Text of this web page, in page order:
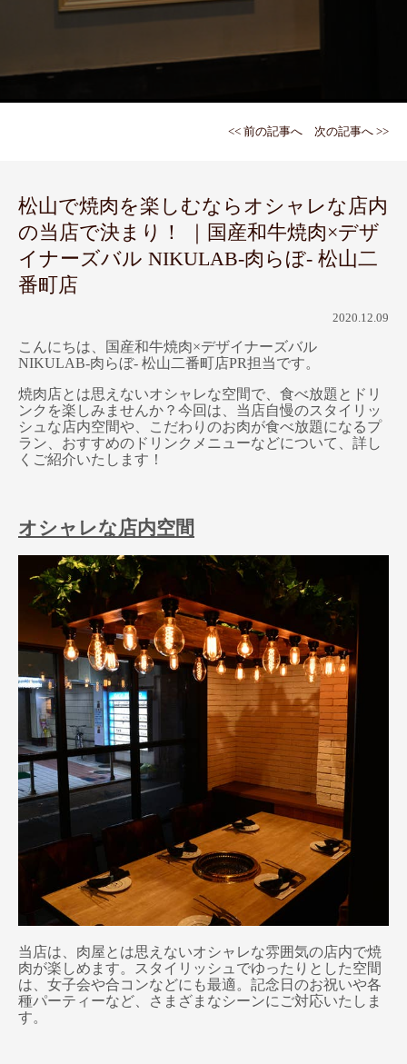
<< 前の記事へ 次の記事へ >>
松山で焼肉を楽しむならオシャレな店内
の当店で決まり！ ｜国産和牛焼肉×デザ
イナーズバル NIKULAB-肉らぼ- 松山二
番町店
2020.12.09
こんにちは、国産和牛焼肉×デザイナーズバル
NIKULAB-肉らぼ- 松山二番町店PR担当です。
焼肉店とは思えないオシャレな空間で、食べ放題とドリ
ンクを楽しみませんか？今回は、当店自慢のスタイリッ
シュな店内空間や、こだわりのお肉が食べ放題になるプ
ラン、おすすめのドリンクメニューなどについて、詳し
くご紹介いたします！
オシャレな店内空間
当店は、肉屋とは思えないオシャレな雰囲気の店内で焼
肉が楽しめます。スタイリッシュでゆったりとした空間
は、女子会や合コンなどにも最適。記念日のお祝いや各
種パーティーなど、さまざまなシーンにご対応いたしま
す。